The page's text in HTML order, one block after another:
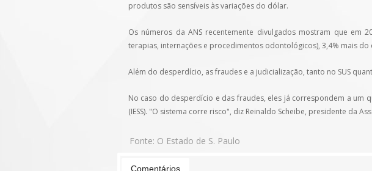
produtos são sensíveis às variações do dólar.
Os números da ANS recentemente divulgados mostram que em
terapias, internações e procedimentos odontológicos), 3,4% mais do
Além do desperdício, as fraudes e a judicialização, tanto no SUS
No caso do desperdício e das fraudes, eles já correspondem a um
(IESS). "O sistema corre risco", diz Reinaldo Scheibe, presidente da
Fonte: O Estado de S. Paulo
Comentários